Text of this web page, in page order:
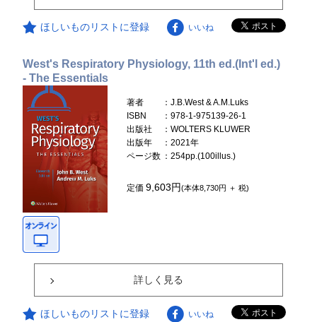
ほしいものリストに登録 いいね
West's Respiratory Physiology, 11th ed.(Int'l ed.)
- The Essentials
著者
：J.B.West & A.M.Luks
ISBN
：978-1-975139-26-1
出版社
：WOLTERS KLUWER
出版年
：2021年
ページ数 ：254pp.(100illus.)
定価9,603円(本体8,730円 ＋ 税)
詳しく見る
ほしいものリストに登録 いいね